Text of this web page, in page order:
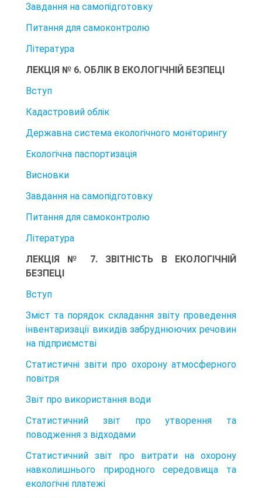
Завдання на самопідготовку
Питання для самоконтролю
Література
ЛЕКЦІЯ № 6. ОБЛІК В ЕКОЛОГІЧНІЙ БЕЗПЕЦІ
Вступ
Кадастровий облік
Державна система екологічного моніторингу
Екологічна паспортизація
Висновки
Завдання на самопідготовку
Питання для самоконтролю
Література
ЛЕКЦІЯ № 7. ЗВІТНІСТЬ В ЕКОЛОГІЧНІЙ
БЕЗПЕЦІ
Вступ
Зміст та порядок складання звіту проведення
інвентаризації викидів забруднюючих речовин
на підприємстві
Статистичні звіти про охорону атмосферного
повітря
Звіт про використання води
Статистичний звіт про утворення та
поводження з відходами
Статистичний звіт про витрати на охорону
навколишнього природного середовища та
екологічні платежі